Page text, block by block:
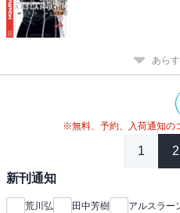
あら
※無料、予約、入荷通知の
1 2
新刊通知
荒川弘 田中芳樹 アルスラー